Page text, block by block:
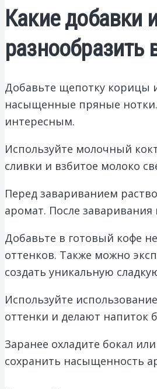
Какие добавки
разнообразить
Добавьте щепотку корицы
насыщенные пряные нотки.
интересным.
Используйте молочный
сливки и взбитое молоко
Перед завариванием
аромат. После
Добавьте в готовый кофе
оттенков. Также можно
создать уникальную
Используйте
оттенки и делают напиток
Заранее охладите бокал
сохранить насыщенность